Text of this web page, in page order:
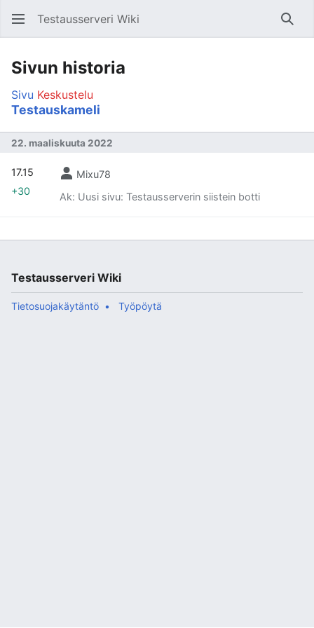
Testausserveri Wiki Hae
Sivun historia
Sivu Keskustelu
Testauskameli
22. maaliskuuta 2022
Mixu78
Ak: Uusi sivu: Testausserverin siistein botti
17.15
+30
Testausserveri Wiki
Tietosuojakäytäntö Työpöytä